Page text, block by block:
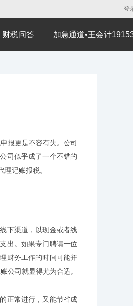
登
财税问答 加急通道•王会计
报更是不容有失。公司
司似乎成了一个不错的
记账报税。
下渠道，以现金或者线
出。如果专门聘请一位
财务工作的时间可能并
公司就显得尤为合适。
正常进行，又能节省成